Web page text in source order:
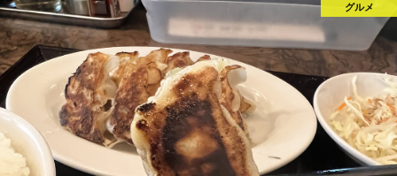
グルメ